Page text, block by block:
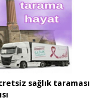
sağlık taraması